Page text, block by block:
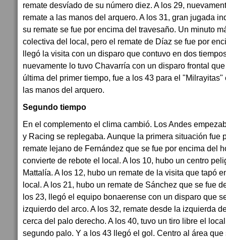
remate desvíado de su número diez. A los 29,
remate a las manos del arquero. A los 31, gran jugada
su remate se fue por encima del travesaño. Un minuto
colectiva del local, pero el remate de Díaz se fue por
llegó la visita con un disparo que contuvo en dos
nuevamente lo tuvo Chavarría con un disparo frontal
última del primer tiempo, fue a los 43 para el
las manos del arquero.
Segundo tiempo
En el complemento el clima cambió. Los Andes
y Racing se replegaba. Aunque la primera situación fue
remate lejano de Fernández que se fue por encima del
convierte de rebote el local. A los 10, hubo un centro
Mattalía. A los 12, hubo un remate de la visita que tapó
local. A los 21, hubo un remate de Sánchez que se fue
los 23, llegó el equipo bonaerense con un disparo que
izquierdo del arco. A los 32, remate desde la izquierda
cerca del palo derecho. A los 40, tuvo un tiro libre el
segundo palo. Y a los 43 llegó el gol. Centro al área